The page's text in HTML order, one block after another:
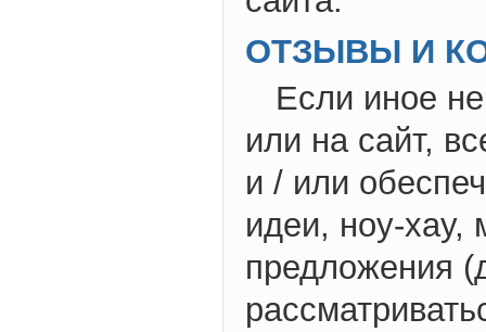
ОТЗЫВЫ И
Если иное
или на сайт,
и / или
идеи, ноу-хау,
предложения